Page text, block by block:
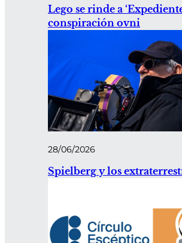
Lego se rinde a
conspiración ovni
28/06/2026
Spielberg y los